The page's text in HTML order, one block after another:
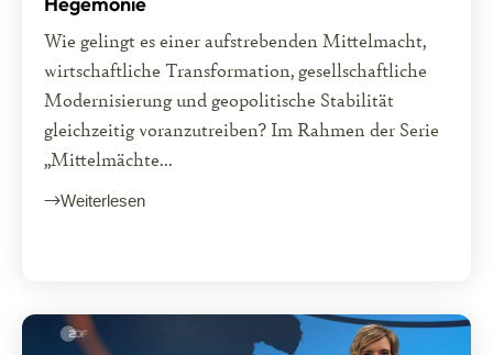
Wie gelingt es einer aufstrebenden Mittelmacht,
wirtschaftliche Transformation, gesellschaftliche
Modernisierung und geopolitische Stabilität
gleichzeitig voranzutreiben? Im Rahmen der Serie
„Mittelmächte...
Weiterlesen